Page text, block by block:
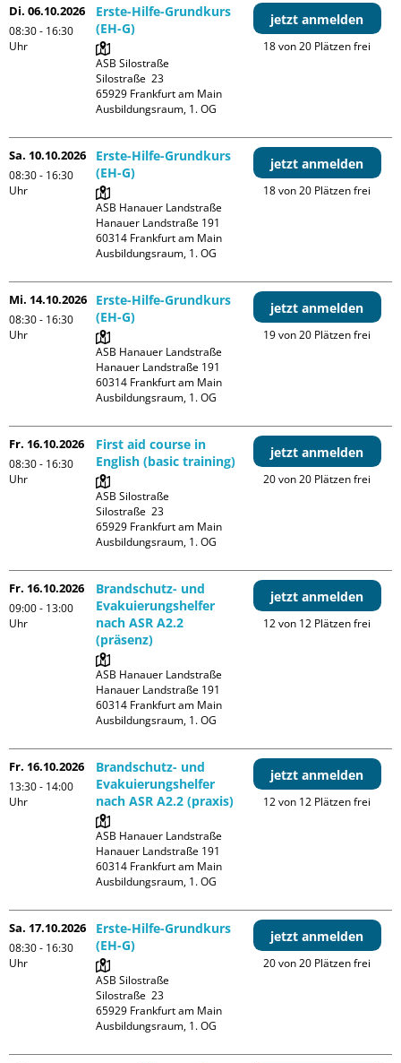
Di. 06.10.2026
08:30 - 16:30
Uhr
Erste-Hilfe-Grundkurs
(EH-G)
ASB Silostraße
Silostraße  23
65929 Frankfurt am Main
Ausbildungsraum, 1. OG
jetzt anmelden
18 von 20 Plätzen frei
Sa. 10.10.2026
08:30 - 16:30
Uhr
Erste-Hilfe-Grundkurs
(EH-G)
ASB Hanauer Landstraße
Hanauer Landstraße 191
60314 Frankfurt am Main
Ausbildungsraum, 1. OG
jetzt anmelden
18 von 20 Plätzen frei
Mi. 14.10.2026
08:30 - 16:30
Uhr
Erste-Hilfe-Grundkurs
(EH-G)
ASB Hanauer Landstraße
Hanauer Landstraße 191
60314 Frankfurt am Main
Ausbildungsraum, 1. OG
jetzt anmelden
19 von 20 Plätzen frei
Fr. 16.10.2026
08:30 - 16:30
Uhr
First aid course in
English (basic training)
ASB Silostraße
Silostraße  23
65929 Frankfurt am Main
Ausbildungsraum, 1. OG
jetzt anmelden
20 von 20 Plätzen frei
Fr. 16.10.2026
09:00 - 13:00
Uhr
Brandschutz- und
Evakuierungshelfer
nach ASR A2.2
(präsenz)
ASB Hanauer Landstraße
Hanauer Landstraße 191
60314 Frankfurt am Main
Ausbildungsraum, 1. OG
jetzt anmelden
12 von 12 Plätzen frei
Fr. 16.10.2026
13:30 - 14:00
Uhr
Brandschutz- und
Evakuierungshelfer
nach ASR A2.2 (praxis)
ASB Hanauer Landstraße
Hanauer Landstraße 191
60314 Frankfurt am Main
Ausbildungsraum, 1. OG
jetzt anmelden
12 von 12 Plätzen frei
Sa. 17.10.2026
08:30 - 16:30
Uhr
Erste-Hilfe-Grundkurs
(EH-G)
ASB Silostraße
Silostraße  23
65929 Frankfurt am Main
Ausbildungsraum, 1. OG
jetzt anmelden
20 von 20 Plätzen frei